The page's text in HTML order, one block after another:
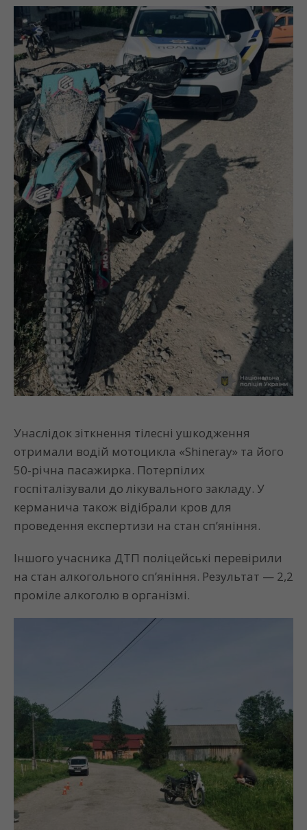
Унаслідок зіткнення тілесні ушкодження
отримали водій мотоцикла «Shineray» та його
50-річна пасажирка. Потерпілих
госпіталізували до лікувального закладу. У
керманича також відібрали кров для
проведення експертизи на стан сп’яніння.
Іншого учасника ДТП поліцейські перевірили
на стан алкогольного сп’яніння. Результат — 2,2
проміле алкоголю в організмі.